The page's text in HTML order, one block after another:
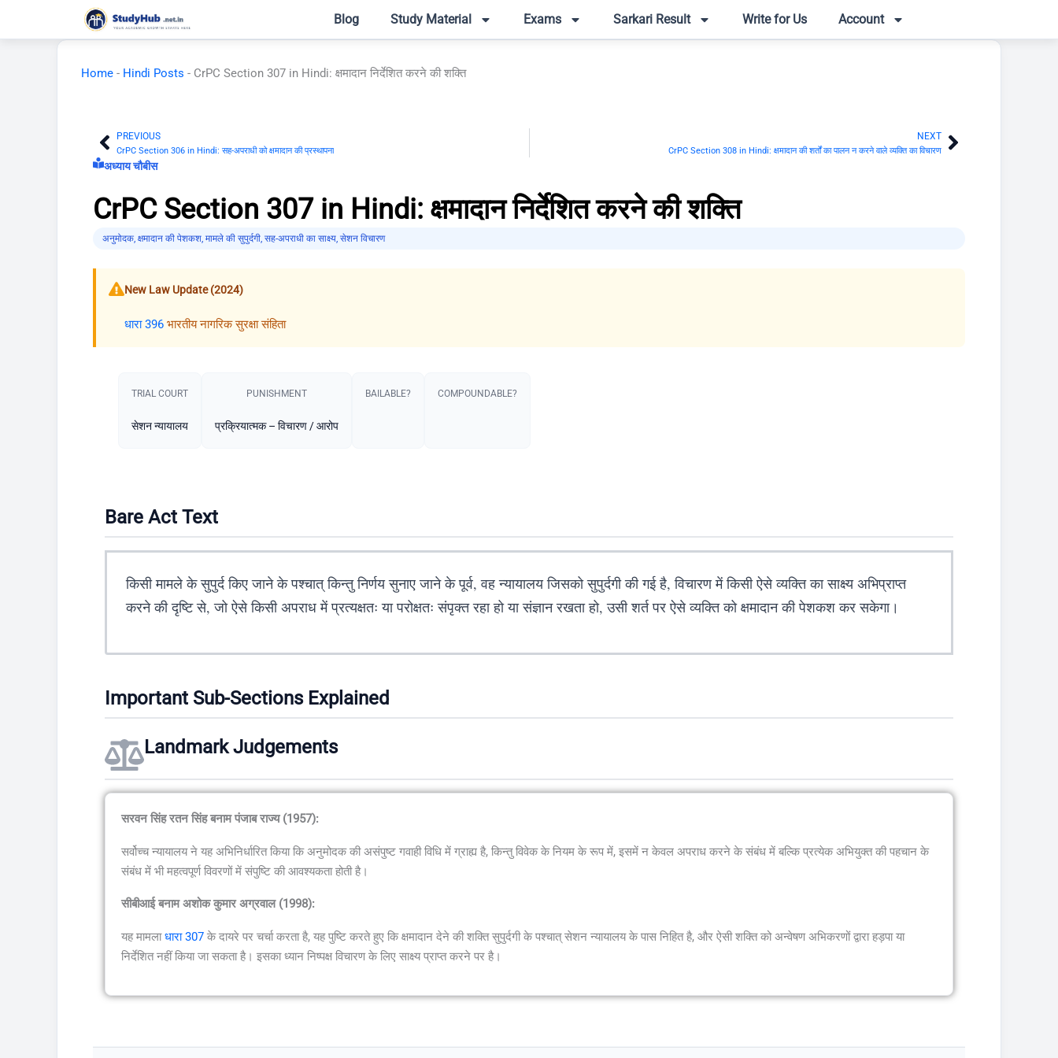
Blog Study Material Exams Sarkari Result Write for Us Account
Home - Hindi Posts - CrPC Section 307 in Hindi: क्षमादान निर्देशित करने की शक्ति
Prev
PREVIOUS
CrPC Section 306 in Hindi: सह-अपराधी को क्षमादान की प्रस्थापना
NEXT
CrPC Section 308 in Hindi: क्षमादान की शर्तों का पालन न करने वाले व्यक्ति का विचारणNext
अध्याय चौबीस
CrPC Section 307 in Hindi: क्षमादान निर्देशित करने की शक्ति
अनुमोदक क्षमादान की पेशकश मामले की सुपुर्दगी सह-अपराधी का साक्ष्य सेशन विचारण
New Law Update (2024)
धारा 396 भारतीय नागरिक सुरक्षा संहिता
TRIAL COURT
सेशन न्यायालय
PUNISHMENT​
प्रक्रियात्मक – विचारण / आरोप
BAILABLE? COMPOUNDABLE?
Bare Act Text
किसी मामले के सुपुर्द किए जाने के पश्चात् किन्तु निर्णय सुनाए जाने के पूर्व, वह न्यायालय जिसको सुपुर्दगी की गई है, विचारण में किसी ऐसे व्यक्ति का साक्ष्य अभिप्राप्त
करने की दृष्टि से, जो ऐसे किसी अपराध में प्रत्यक्षतः या परोक्षतः संपृक्त रहा हो या संज्ञान रखता हो, उसी शर्त पर ऐसे व्यक्ति को क्षमादान की पेशकश कर सकेगा।
Important Sub-Sections Explained
Landmark Judgements
सरवन सिंह रतन सिंह बनाम पंजाब राज्य (1957):
सर्वोच्च न्यायालय ने यह अभिनिर्धारित किया कि अनुमोदक की असंपुष्ट गवाही विधि में ग्राह्य है, किन्तु विवेक के नियम के रूप में, इसमें न केवल अपराध करने के संबंध में बल्कि प्रत्येक अभियुक्त की पहचान के
संबंध में भी महत्वपूर्ण विवरणों में संपुष्टि की आवश्यकता होती है।
सीबीआई बनाम अशोक कुमार अग्रवाल (1998):
यह मामलाधारा 307 के दायरे पर चर्चा करता है, यह पुष्टि करते हुए कि क्षमादान देने की शक्ति सुपुर्दगी के पश्चात् सेशन न्यायालय के पास निहित है, और ऐसी शक्ति को अन्वेषण अभिकरणों द्वारा हड़पा या
निर्देशित नहीं किया जा सकता है। इसका ध्यान निष्पक्ष विचारण के लिए साक्ष्य प्राप्त करने पर है।